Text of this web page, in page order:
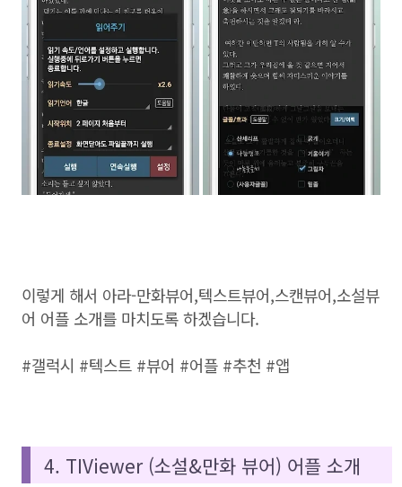
이렇게 해서 아라-만화뷰어,텍스트뷰어,스캔뷰어,소설뷰
어 어플 소개를 마치도록 하겠습니다.
#갤럭시 #텍스트 #뷰어 #어플 #추천 #앱
4. TIViewer (소설&만화 뷰어) 어플 소개